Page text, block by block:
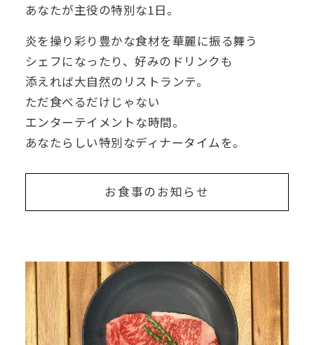
あなたが主役の特別な1日。
炎を操り彩り豊かな食材を華麗に振る舞う
シェフになったり、 好みのドリンクも
添えれば大自然のリストランテ。
ただ食べるだけじゃない
エンターテイメントな時間。
あなたらしい特別なディナータイムを。
お⾷事の お知 ら せ